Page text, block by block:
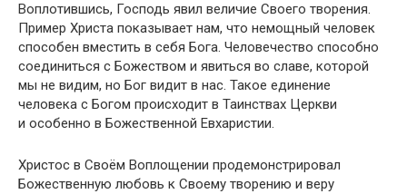
Воплотившись, Господь явил величие Своего творения.
Пример Христа показывает нам, что немощный человек
способен вместить в себя Бога. Человечество способно
соединиться с Божеством и явиться во славе, которой
мы не видим, но Бог видит в нас. Такое единение
человека с Богом происходит в Таинствах Церкви
и особенно в Божественной Евхаристии.
Христос в Своём Воплощении продемонстрировал
Божественную любовь к Своему творению и веру